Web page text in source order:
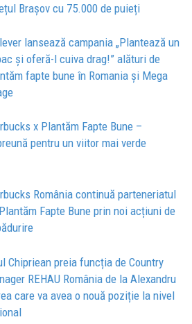
Brașov cu 75.000 de puieți
lansează campania „Plantează un
și oferă-l cuiva drag!” alături de
fapte bune în Romania și Mega
x Plantăm Fapte Bune –
pentru un viitor mai verde
România continuă parteneriatul
Fapte Bune prin noi acțiuni de
Chipriean preia funcția de Country
REHAU România de la Alexandru
care va avea o nouă poziție la nivel